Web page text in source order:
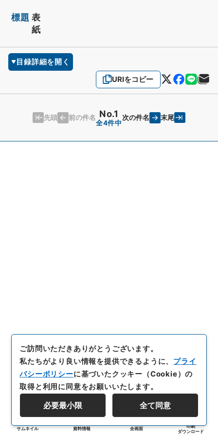
標題 表
紙
目録詳細を開く
URIをコピー
先頭 前の件名 No.1
全4件中
次の件名 末尾
サムネイル 資料情報 全画面
印刷
ダウンロード
ご訪問いただきありがとうございます。
私たちがより良い情報を提供できるように、 プライ
バシーポリシーに基づいたクッキー（Cookie）の
取得と利用に同意をお願いいたします。
必要最小限 全て同意